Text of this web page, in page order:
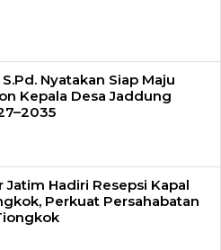
Nyatakan Siap Maju
Kepala Desa Jaddung
Jatim Hadiri Resepsi Kapal
Perkuat Persahabatan